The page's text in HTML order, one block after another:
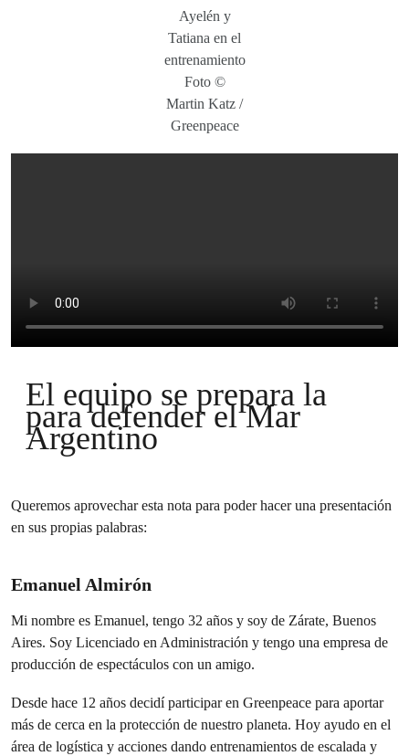
Ayelén y
Tatiana en el
entrenamiento
Foto ©
Martin Katz /
Greenpeace
El equipo se prepara la
para defender el Mar
Argentino
Queremos aprovechar esta nota para poder hacer una presentación
en sus propias palabras:
Emanuel Almirón
Mi nombre es Emanuel, tengo 32 años y soy de Zárate, Buenos
Aires. Soy Licenciado en Administración y tengo una empresa de
producción de espectáculos con un amigo.
Desde hace 12 años decidí participar en Greenpeace para aportar
más de cerca en la protección de nuestro planeta. Hoy ayudo en el
área de logística y acciones dando entrenamientos de escalada y